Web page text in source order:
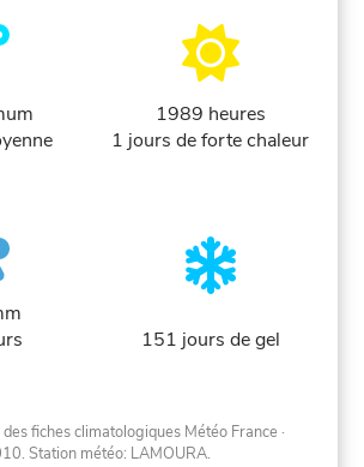
1989 heures
1 jours de forte chaleur
151 jours de gel
fiches climatologiques Météo France ·
. Station météo: LAMOURA.